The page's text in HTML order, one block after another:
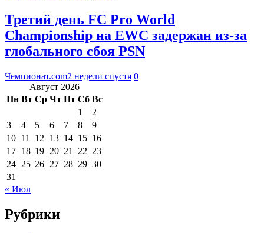
Третий день FC Pro World
Championship на EWC задержан из-за
глобального сбоя PSN
Чемпионат.com2 недели спустя 0
Август 2026
Пн Вт Ср Чт Пт Сб Вс
1
2
3
4 5 6 7 8
9
10 11 12 13 14 15 16
17 18 19 20 21 22 23
24 25 26 27 28 29 30
31
« Июл
Рубрики